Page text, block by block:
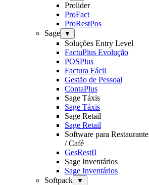
Prolider
ProFact
ProRestPos
Sage
▼
Soluções Entry Level
FactuPlus Evolução
POSPlus
Factura Fácil
Gestão de Pessoal
ContaPlus
Sage Táxis
Sage Táxis
Sage Retail
Sage Retail
Software para Restaurante
/ Café
GesRestII
Sage Inventários
Sage Inventários
Softpack
▼